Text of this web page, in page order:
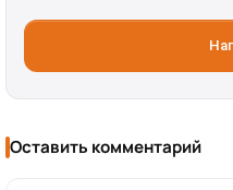
Оставить комментарий